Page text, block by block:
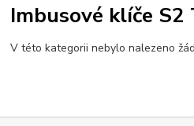
Imbusové klíče S2
V této kategorii nebylo nalezeno